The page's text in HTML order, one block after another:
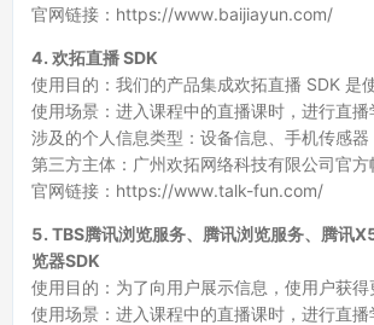
官网链接：https://www.baijiayun.com/
4. 欢拓直播 SDK
使用目的：我们的产品集成欢拓直播 SDK 是
使用场景：进入课程中的直播课时，进行直播
涉及的个人信息类型：设备信息、手机传感器
第三方主体：广州欢拓网络科技有限公司官方
官网链接：https://www.talk-fun.com/
5. TBS腾讯浏览服务、腾讯浏览服务、腾讯
览器SDK
使用目的：为了向用户展示信息，使用户获得
使用场景：进入课程中的直播课时，进行直播